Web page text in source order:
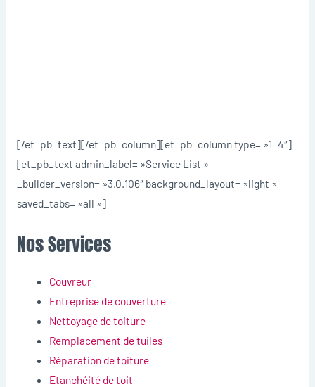
[/et_pb_text][/et_pb_column][et_pb_column type= »1_4″]
[et_pb_text admin_label= »Service List »
_builder_version= »3.0.106″ background_layout= »light »
saved_tabs= »all »]
Nos Services
Couvreur
Entreprise de couverture
Nettoyage de toiture
Remplacement de tuiles
Réparation de toiture
Etanchéité de toit